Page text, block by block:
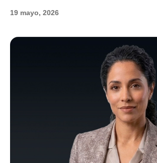
19 mayo, 2026